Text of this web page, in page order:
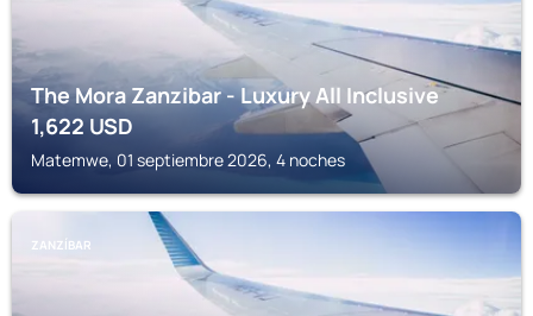
The Mora Zanzibar - Luxury All Inclusive
1,622USD
Matemwe, 01 septiembre 2026, 4 noches
ZANZÍBAR